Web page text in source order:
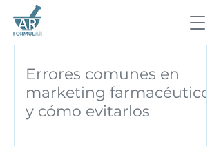
Errores comunes en
marketing farmacéutico
y cómo evitarlos